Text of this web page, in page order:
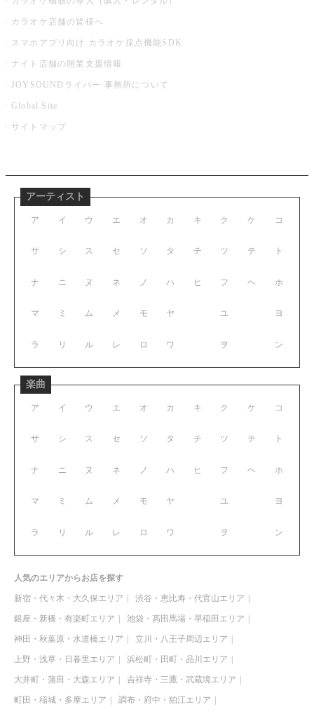
カラオケ店舗の皆様へ
スマホアプリ向け カラオケ採点機能SDK
ナイト店舗の開業支援情報
JOYSOUNDライバー 事務所について
Global Site
サイトマップ
アーティスト
ア イ ウ エ オ
サ シ ス セ ソ
ナ ニ ヌ ネ ノ
マ ミ ム メ モ
ラ リ ル レ ロ
カ キ ク ケ コ
タ チ ツ テ ト
ハ ヒ フ ヘ ホ
ヤ ユ ヨ
ワ ヲ ン
楽曲
ア イ ウ エ オ
サ シ ス セ ソ
ナ ニ ヌ ネ ノ
マ ミ ム メ モ
ラ リ ル レ ロ
カ キ ク ケ コ
タ チ ツ テ ト
ハ ヒ フ ヘ ホ
ヤ ユ ヨ
ワ ヲ ン
人気のエリアからお店を探す
新宿・代々木・大久保エリア 渋谷・恵比寿・代官山エリア
銀座・新橋・有楽町エリア 池袋・高田馬場・早稲田エリア
神田・秋葉原・水道橋エリア 立川・八王子周辺エリア
上野・浅草・日暮里エリア 浜松町・田町・品川エリア
大井町・蒲田・大森エリア 吉祥寺・三鷹・武蔵境エリア
町田・稲城・多摩エリア 調布・府中・狛江エリア